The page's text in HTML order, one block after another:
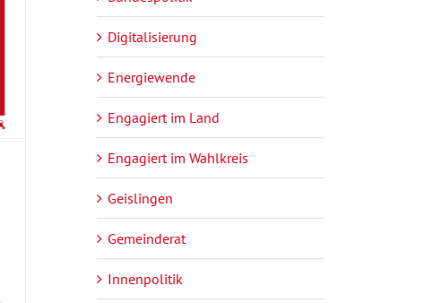
Digitalisierung
Energiewende
Engagiert im Land
Engagiert im Wahlkreis
Geislingen
Gemeinderat
Innenpolitik